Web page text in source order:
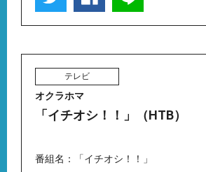
テレビ
オクラホマ
「イチオシ！！」（HTB）
番組名：「イチオシ！！」